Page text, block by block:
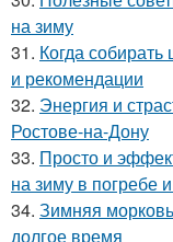
на зиму
31. Когда
и рекомендации
32. Энергия и
Ростове-на-Дону
33. Просто и
на зиму в погребе
34. Зимняя
долгое время